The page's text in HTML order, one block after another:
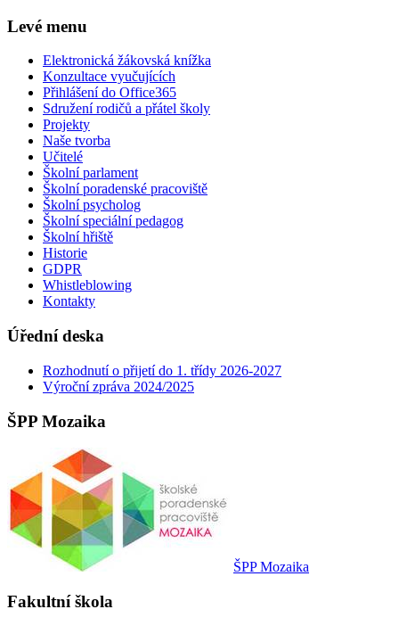
Levé menu
Elektronická žákovská knížka
Konzultace vyučujících
Přihlášení do Office365
Sdružení rodičů a přátel školy
Projekty
Naše tvorba
Učitelé
Školní parlament
Školní poradenské pracoviště
Školní psycholog
Školní speciální pedagog
Školní hřiště
Historie
GDPR
Whistleblowing
Kontakty
Úřední deska
Rozhodnutí o přijetí do 1. třídy 2026-2027
Výroční zpráva 2024/2025
ŠPP Mozaika
ŠPP Mozaika
Fakultní škola